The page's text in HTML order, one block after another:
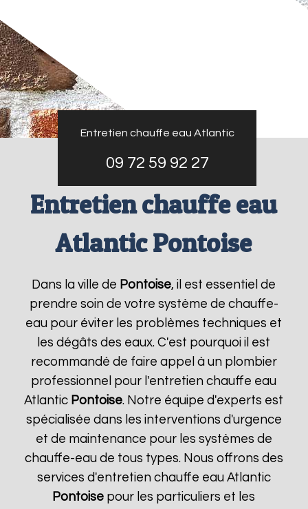
Entretien chauffe eau Atlantic
09 72 59 92 27
Entretien chauffe eau
Atlantic Pontoise
Dans la ville de Pontoise, il est essentiel de
prendre soin de votre système de chauffe-
eau pour éviter les problèmes techniques et
les dégâts des eaux. C'est pourquoi il est
recommandé de faire appel à un plombier
professionnel pour l'entretien chauffe eau
Atlantic Pontoise. Notre équipe d'experts est
spécialisée dans les interventions d'urgence
et de maintenance pour les systèmes de
chauffe-eau de tous types. Nous offrons des
services d'entretien chauffe eau Atlantic
Pontoise pour les particuliers et les